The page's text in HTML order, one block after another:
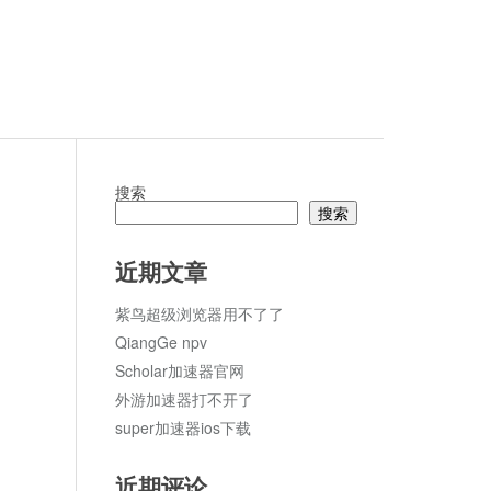
搜索
搜索
近期文章
紫鸟超级浏览器用不了了
QiangGe npv
Scholar加速器官网
外游加速器打不开了
super加速器ios下载